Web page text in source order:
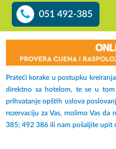
051 492-385
Prateći korake u postupku
direktno sa hotelom, te se u
prihvatanje opštih uslova
rezervaciju za Vas, molimo Vas
385; 492 386 ili nam pošaljite upit